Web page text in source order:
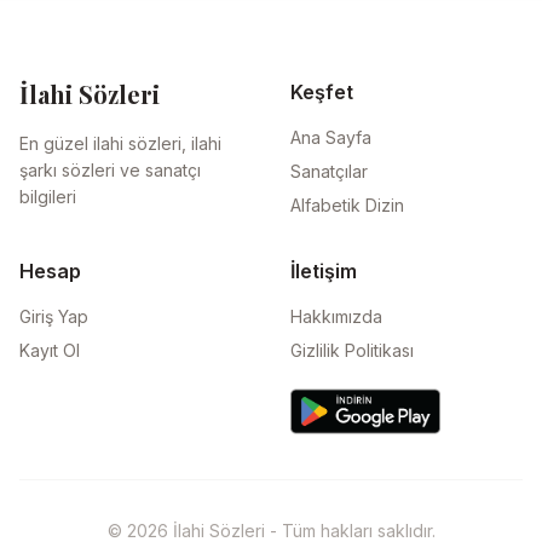
İlahi Sözleri
En güzel ilahi sözleri, ilahi
şarkı sözleri ve sanatçı
bilgileri
Keşfet
Ana Sayfa
Sanatçılar
Alfabetik Dizin
Hesap
Giriş Yap
Kayıt Ol
İletişim
Hakkımızda
Gizlilik Politikası
© 2026 İlahi Sözleri - Tüm hakları saklıdır.